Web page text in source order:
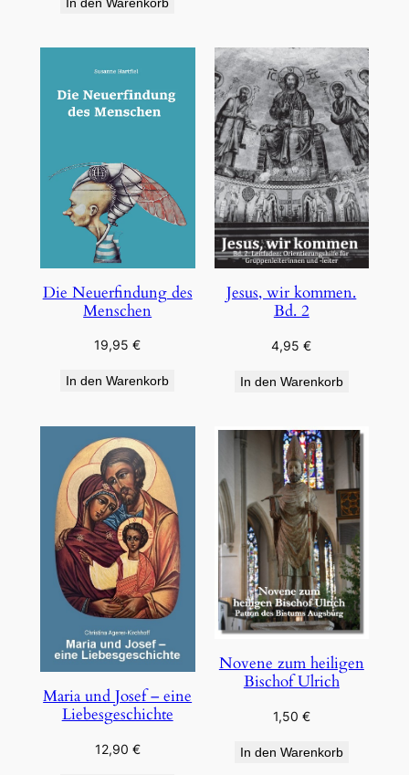
In den Warenkorb
Die Neuerfindung des
Menschen
19,95€
In den Warenkorb
Jesus, wir kommen.
Bd. 2
4,95€
In den Warenkorb
Maria und Josef – eine
Liebesgeschichte
12,90 €
Novene zum heiligen
Bischof Ulrich
1,50 €
In den Warenkorb